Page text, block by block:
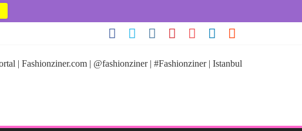
| Fashionziner.com | @fashionziner | #Fashionziner | Istanbul